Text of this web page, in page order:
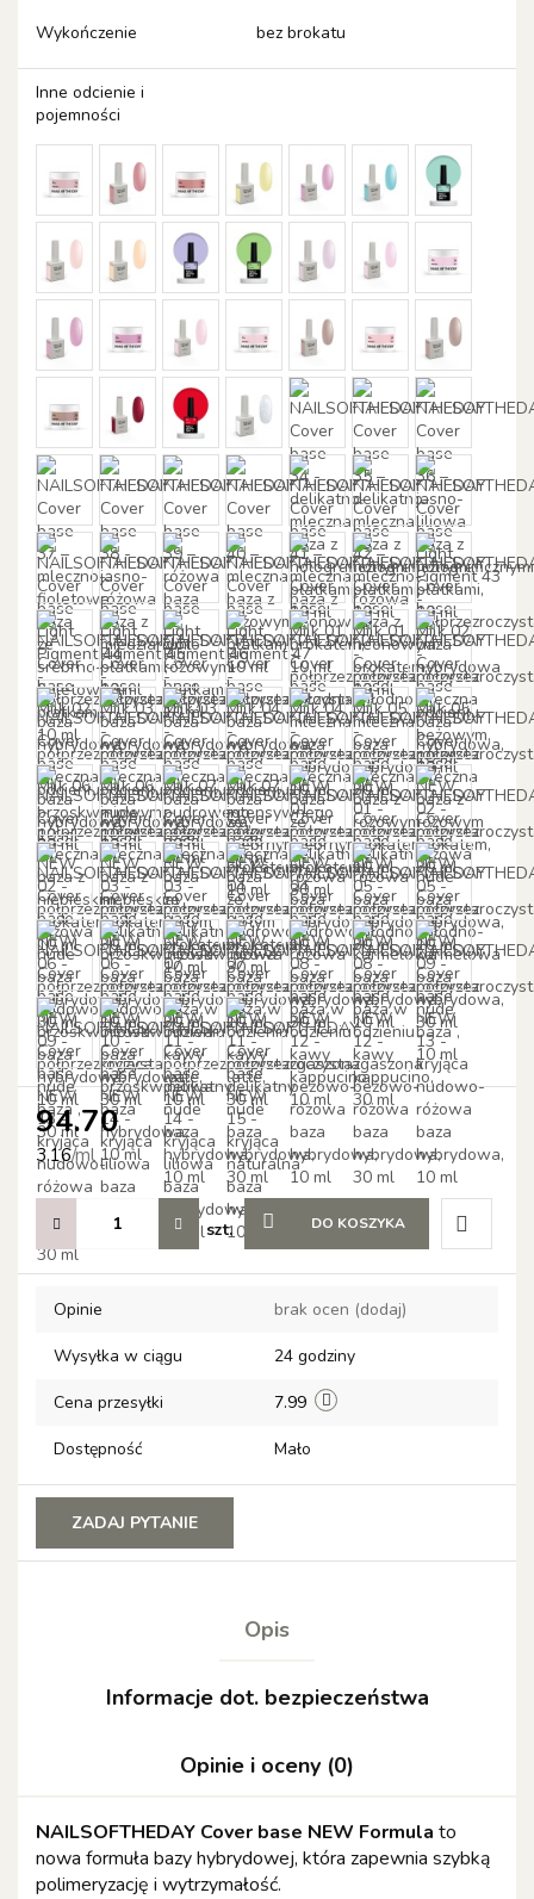
Wykończenie bez brokatu
Inne odcienie i
pojemności
94.70
3.16/ml
szt. DO KOSZYKA
Do
Opinie brak ocen (dodaj)
Wysyłka w ciągu 24 godziny
Cena przesyłki 7.99
Dostępność Mało
ZADAJ PYTANIE
Opis
Informacje dot. bezpieczeństwa
Opinie i oceny (0)
NAILSOFTHEDAY Cover base NEW Formula to
nowa formuła bazy hybrydowej, która zapewnia szybką
polimeryzację i wytrzymałość.